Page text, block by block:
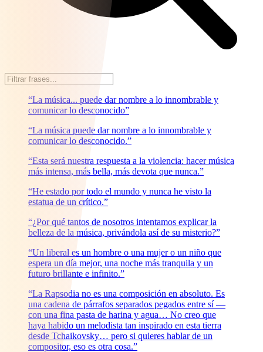
“La música... puede dar nombre a lo innombrable y
comunicar lo desconocido”
“La música puede dar nombre a lo innombrable y
comunicar lo desconocido.”
“Esta será nuestra respuesta a la violencia: hacer música
más intensa, más bella, más devota que nunca.”
“He estado por todo el mundo y nunca he visto la
estatua de un crítico.”
“¿Por qué tantos de nosotros intentamos explicar la
belleza de la música, privándola así de su misterio?”
“Un liberal es un hombre o una mujer o un niño que
espera un día mejor, una noche más tranquila y un
futuro brillante e infinito.”
“La Rapsodia no es una composición en absoluto. Es
una cadena de párrafos separados pegados entre sí —
con una fina pasta de harina y agua… No creo que
haya habido un melodista tan inspirado en esta tierra
desde Tchaikovsky… pero si quieres hablar de un
compositor, eso es otra cosa.”